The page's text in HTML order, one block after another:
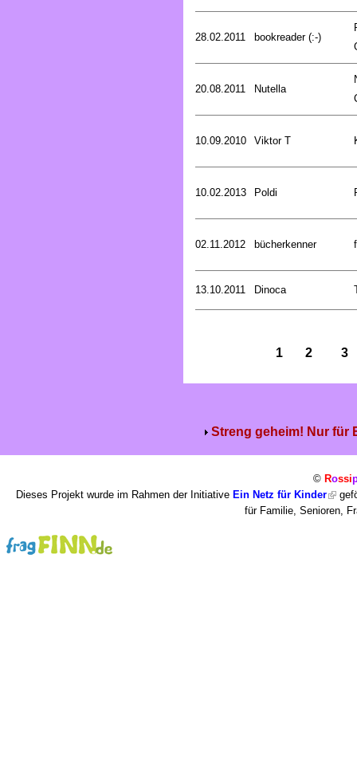
28.02.2011 bookreader (:-)
20.08.2011 Nutella
10.09.2010 Viktor T
10.02.2013 Poldi
02.11.2012 bücherkenner
13.10.2011 Dinoca
1 2 3
Streng geheim! Nur für
© Rossi
Dieses Projekt wurde im Rahmen der Initiative Ein Netz für Kinder
für Familie, Senioren,